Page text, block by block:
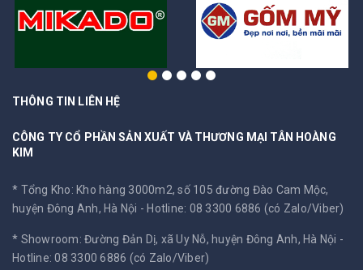
THÔNG TIN LIÊN HỆ
CÔNG TY CỔ PHẦN SẢN XUẤT VÀ THƯƠNG MẠI TÂN HOÀNG
KIM
* Tổng Kho: Kho hàng 3000m2, số 105 đường Đào Cam Mộc,
huyện Đông Anh, Hà Nội -Hotline: 08 3300 6886 (có Zalo/Viber)
* Showroom: Đường Đản Dị, xã Uy Nỗ, huyện Đông Anh, Hà Nội -
Hotline: 08 3300 6886 (có Zalo/Viber)